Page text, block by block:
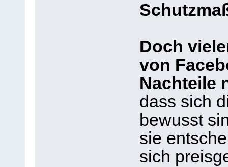
Doch
von
Nachteile
dass sich
bewusst
sie
sich